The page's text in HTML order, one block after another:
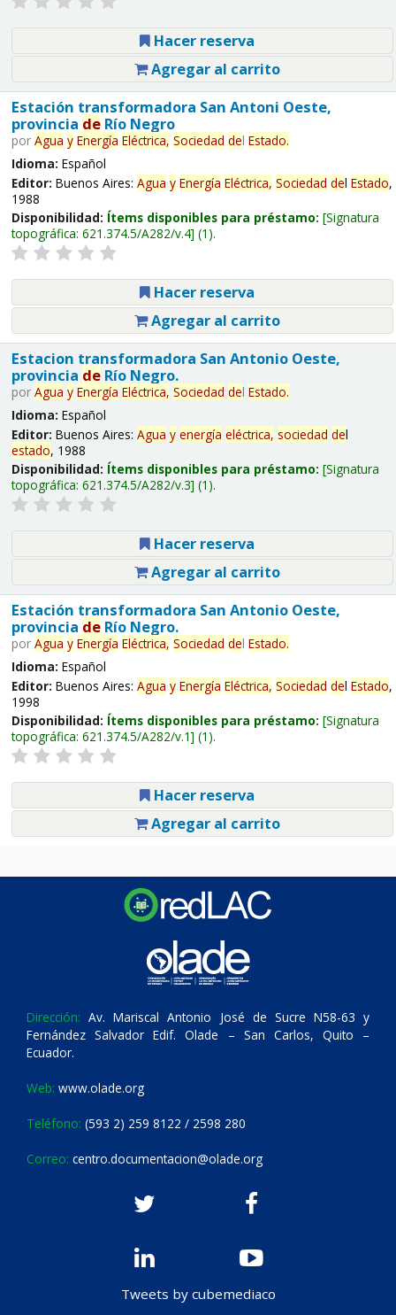
Hacer reserva
Agregar al carrito
Estación transformadora San Antoni Oeste,
provincia deRío Negro
por Agua y Energía Eléctrica, Sociedad del Estado.
Idioma: Español
Editor: Buenos Aires: Agua y Energía Eléctrica, Sociedad del Estado,
1988
Disponibilidad: Ítems disponibles para préstamo: Signatura
topográfica: 621.374.5/A282/v.4 (1).
Hacer reserva
Agregar al carrito
Estacion transformadora San Antonio Oeste,
provincia deRío Negro.
por Agua y Energía Eléctrica, Sociedad del Estado.
Idioma: Español
Editor: Buenos Aires: Agua y energía eléctrica, sociedad del
estado, 1988
Disponibilidad: Ítems disponibles para préstamo: Signatura
topográfica: 621.374.5/A282/v.3 (1).
Hacer reserva
Agregar al carrito
Estación transformadora San Antonio Oeste,
provincia deRío Negro.
por Agua y Energía Eléctrica, Sociedad del Estado.
Idioma: Español
Editor: Buenos Aires: Agua y Energía Eléctrica, Sociedad del Estado,
1998
Disponibilidad: Ítems disponibles para préstamo: Signatura
topográfica: 621.374.5/A282/v.1 (1).
Hacer reserva
Agregar al carrito
Dirección: Av. Mariscal Antonio José de Sucre N58-63 y
Fernández Salvador Edif. Olade – San Carlos, Quito –
Ecuador.
Web: www.olade.org
Teléfono: (593 2) 259 8122 / 2598 280
Correo: centro.documentacion@olade.org
Tweets by cubemediaco